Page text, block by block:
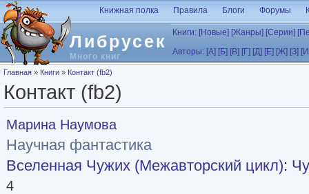
Перейти к основному содержанию
Либрусек
Много книг
Книжная полка Правила Блоги Форумы
Книги: [Новые] [Жанры] [Серии]
Авторы: [А] [Б] [В] [Г] [Д] [Е] [Ж] [З]
Вы здесь
Главная » Книги » Контакт (fb2)
Контакт (fb2)
Марина Наумова
Научная фантастика
Вселенная Чужих (Межавторский цикл):
4